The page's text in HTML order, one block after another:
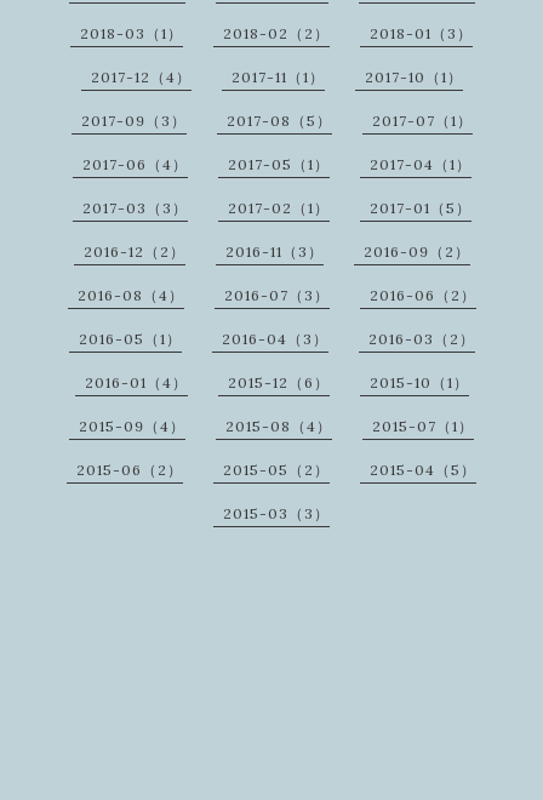
2018-03（1） 2018-02（2） 2018-01（3）
2017-12（4） 2017-11（1） 2017-10（1）
2017-09（3） 2017-08（5） 2017-07（1）
2017-06（4） 2017-05（1） 2017-04（1）
2017-03（3） 2017-02（1） 2017-01（5）
2016-12（2） 2016-11（3） 2016-09（2）
2016-08（4） 2016-07（3） 2016-06（2）
2016-05（1） 2016-04（3） 2016-03（2）
2016-01（4） 2015-12（6） 2015-10（1）
2015-09（4） 2015-08（4） 2015-07（1）
2015-06（2） 2015-05（2） 2015-04（5）
2015-03（3）